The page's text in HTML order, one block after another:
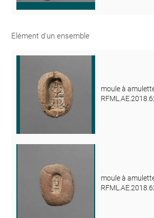
Elément d'un ensemble
moule à
moule à